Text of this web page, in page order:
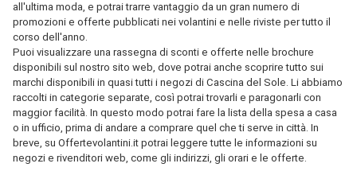
all'ultima moda, e potrai trarre vantaggio da un gran numero di
promozioni e offerte pubblicati nei volantini e nelle riviste per tutto il
corso dell'anno.
Puoi visualizzare una rassegna di sconti e offerte nelle brochure
disponibili sul nostro sito web, dove potrai anche scoprire tutto sui
marchi disponibili in quasi tutti i negozi di Cascina del Sole. Li abbiamo
raccolti in categorie separate, così potrai trovarli e paragonarli con
maggior facilità. In questo modo potrai fare la lista della spesa a casa
o in ufficio, prima di andare a comprare quel che ti serve in città. In
breve, su Offertevolantini.it potrai leggere tutte le informazioni su
negozi e rivenditori web, come gli indirizzi, gli orari e le offerte.